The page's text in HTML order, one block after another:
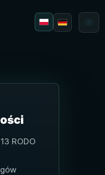
PolskiDeutsch
RODO